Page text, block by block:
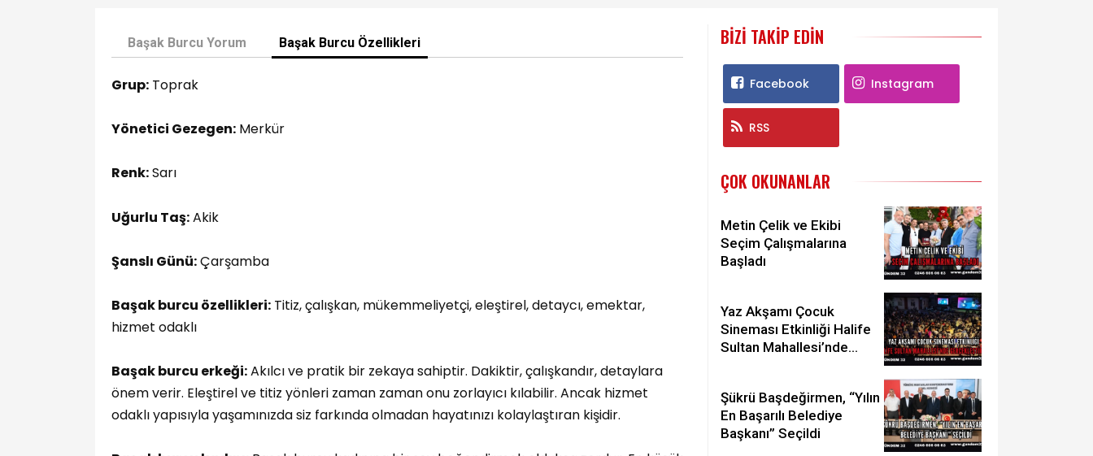
Başak Burcu Yorum Başak Burcu Özellikleri
Grup: Toprak
Yönetici Gezegen: Merkür
Renk:Sarı
Uğurlu Taş:Akik
Şanslı Günü:Çarşamba
Başak burcu özellikleri: Titiz, çalışkan, mükemmeliyetçi, eleştirel, detaycı, emektar,
hizmet odaklı
Başak burcu erkeği:Akılcı ve pratik bir zekaya sahiptir. Dakiktir, çalışkandır, detaylara
önem verir. Eleştirel ve titiz yönleri zaman zaman onu zorlayıcı kılabilir. Ancak hizmet
odaklı yapısıyla yaşamınızda siz farkında olmadan hayatınızı kolaylaştıran kişidir.
BIZI TAKIP EDIN
Facebook Instagram
RSS
ÇOK OKUNANLAR
Metin Çelik ve Ekibi
Seçim Çalışmalarına
Başladı
Yaz Akşamı Çocuk
Sineması Etkinliği Halife
Sultan Mahallesi’nde
Şükrü Başdeğirmen, “Yılın
En Başarılı Belediye
Başkanı” Seçildi